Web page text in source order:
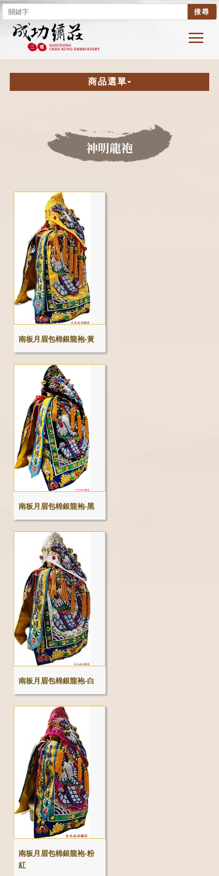
搜尋
商品選單
神明龍袍
南板月眉包棉銀龍袍-黃
南板月眉包棉銀龍袍-黑
南板月眉包棉銀龍袍-白
南板月眉包棉銀龍袍-粉
紅